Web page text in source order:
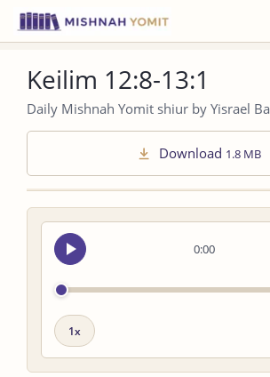
Keilim 12:8-13:1
Daily Mishnah Yomit shiur by Yisrael
Download 1.8 MB
0:00
Seek
audio
Playback